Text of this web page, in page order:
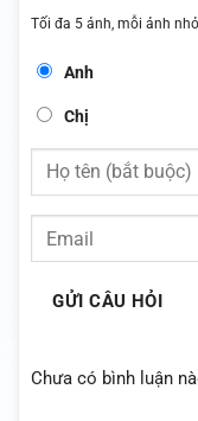
Tối đa 5 ảnh, mỗi ảnh
Anh
Chị
GỬI CÂU HỎI
Chưa có bình luận